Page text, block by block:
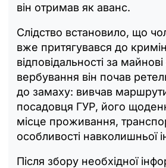
він отримав як аванс.
Слідство встановило, що
вже притягувався до
відповідальності за
вербування він почав
до замаху: вивчав
посадовця ГУР, його
місце проживання,
особливості навколишньої
Після збору необхідної